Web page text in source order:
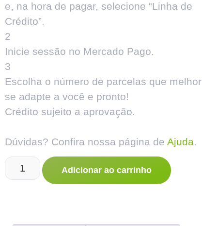
e, na hora de pagar, selecione “Linha de
Crédito”.
2
Inicie sessão no Mercado Pago.
3
Escolha o número de parcelas que melhor
se adapte a você e pronto!
Crédito sujeito a aprovação.
Dúvidas? Confira nossa página de Ajuda.
Adicionar ao carrinho